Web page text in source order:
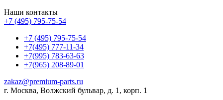
Наши контакты
+7 (495) 795-75-54
+7 (495) 795-75-54
+7(495) 777-11-34
+7(995) 783-63-63
+7(965) 208-89-01
zakaz@premium-parts.ru
г. Москва, Волжский бульвар, д. 1, корп. 1